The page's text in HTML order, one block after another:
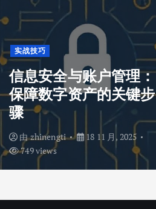
实战技巧
信息安全与账户管理：
保障数字资产的关键步
骤
由zhinengti
18 11 月, 2025
749 views